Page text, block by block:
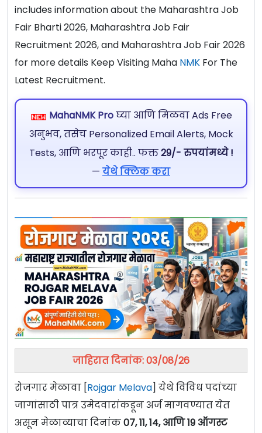
includes information about the Maharashtra Job
Fair Bharti 2026, Maharashtra Job Fair
Recruitment 2026, and Maharashtra Job Fair 2026
for more details Keep Visiting Maha NMK For The
Latest Recruitment.
MahaNMK Proघ्या आणि मिळवा Ads Free
अनुभव, तसेच Personalized Email Alerts, Mock
Tests, आणि भरपूर काही.. फक्त29/- रुपयांमध्ये !
— येथे क्लिक करा
जाहिरात दिनांक: 03/08/26
रोजगार मेळावा [Rojgar Melava] येथे विविध पदांच्या
जागांसाठी पात्र उमेदवारांकडून अर्ज मागवण्यात येत
असून मेळाव्याचा दिनांक07, 11, 14, आणि 19 ऑगस्ट